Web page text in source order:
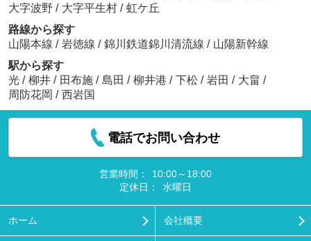
大字波野 / 大字平生村 / 虹ケ丘
路線から探す
山陽本線 / 岩徳線 / 錦川鉄道錦川清流線 / 山陽新幹線
駅から探す
光 / 柳井 / 田布施 / 島田 / 柳井港 / 下松 / 岩田 / 大畠 /
周防花岡 / 西岩国
電話でお問い合わせ
営業時間：
10:00～18:00
定休日：
水曜日
ホーム 会社概要